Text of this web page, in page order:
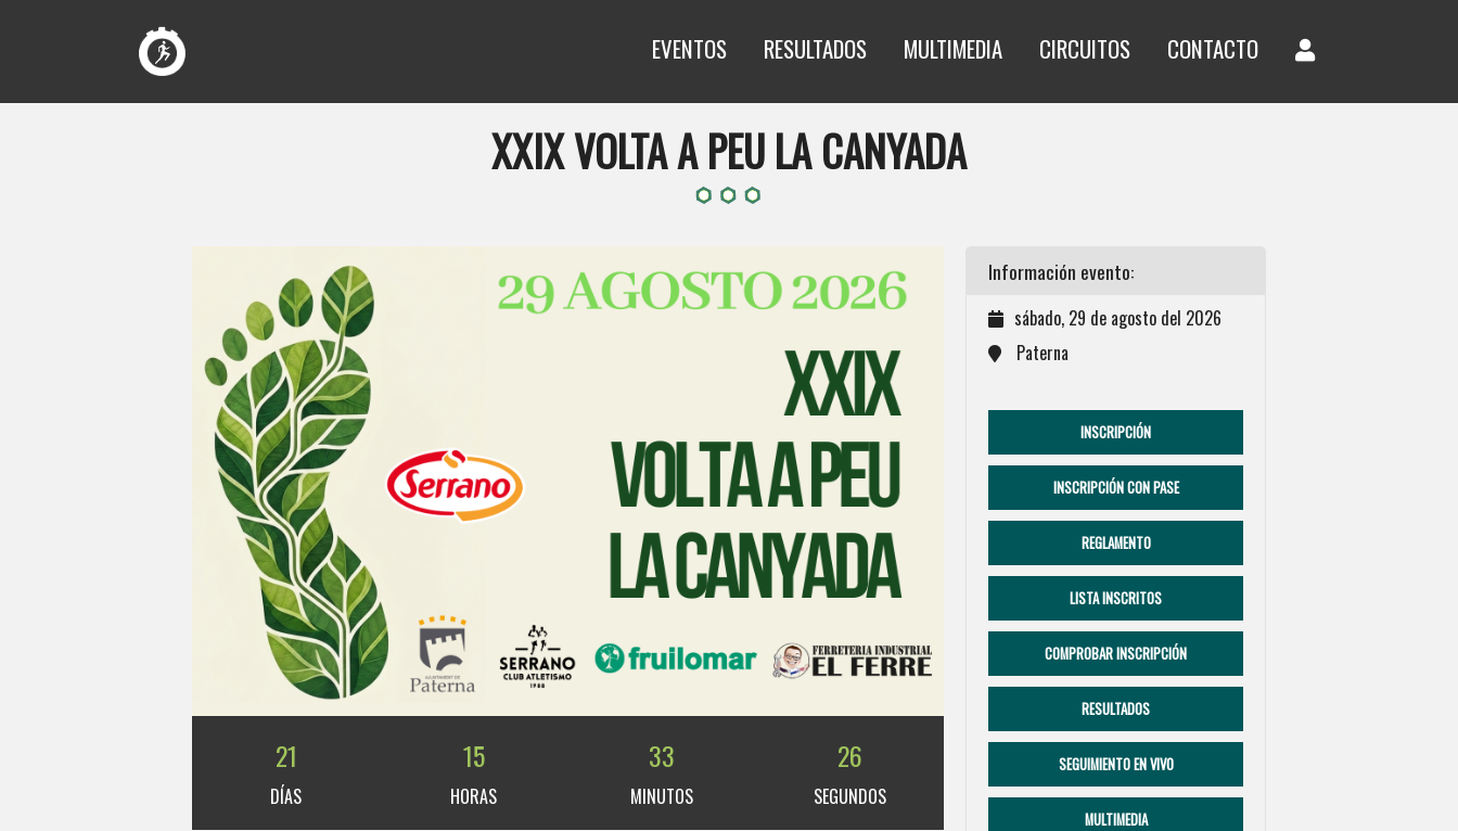
EVENTOS RESULTADOS MULTIMEDIA CIRCUITOS CONTACTO
XXIX VOLTA A PEU LA CANYADA
21
DÍAS
15
HORAS
33
MINUTOS
26
SEGUNDOS
Información evento:
sábado, 29 de agosto del 2026
Paterna
INSCRIPCIÓN
INSCRIPCIÓN CON PASE
REGLAMENTO
LISTA INSCRITOS
COMPROBAR INSCRIPCIÓN
RESULTADOS
SEGUIMIENTO EN VIVO
MULTIMEDIA